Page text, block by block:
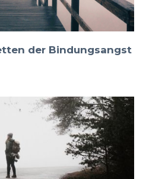
der Bindungsangst